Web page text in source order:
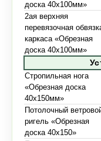
доска 40х100мм»
2ая верхняя
перевязочная
каркаса «Обрезная
доска 40х100мм»
Стропильная нога
«Обрезная доска
40х150мм»
Потолочный
ригель «Обрезная
доска 40х150»